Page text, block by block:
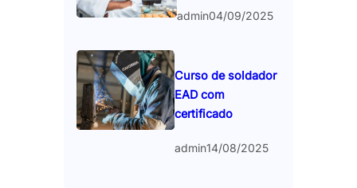
admin04/09/2025
Curso de soldador
EAD com
certificado
admin14/08/2025